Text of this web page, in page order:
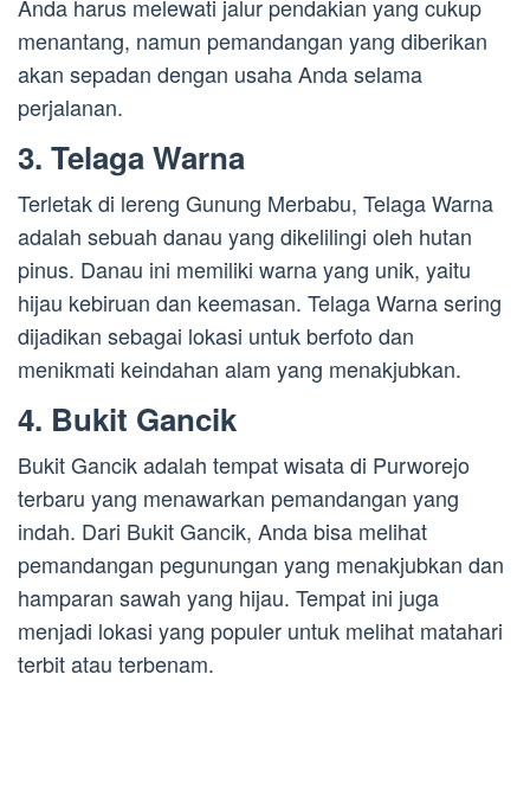
Anda harus melewati jalur pendakian yang cukup
menantang, namun pemandangan yang diberikan
akan sepadan dengan usaha Anda selama
perjalanan.
3. Telaga Warna
Terletak di lereng Gunung Merbabu, Telaga Warna
adalah sebuah danau yang dikelilingi oleh hutan
pinus. Danau ini memiliki warna yang unik, yaitu
hijau kebiruan dan keemasan. Telaga Warna sering
dijadikan sebagai lokasi untuk berfoto dan
menikmati keindahan alam yang menakjubkan.
4. Bukit Gancik
Bukit Gancik adalah tempat wisata di Purworejo
terbaru yang menawarkan pemandangan yang
indah. Dari Bukit Gancik, Anda bisa melihat
pemandangan pegunungan yang menakjubkan dan
hamparan sawah yang hijau. Tempat ini juga
menjadi lokasi yang populer untuk melihat matahari
terbit atau terbenam.